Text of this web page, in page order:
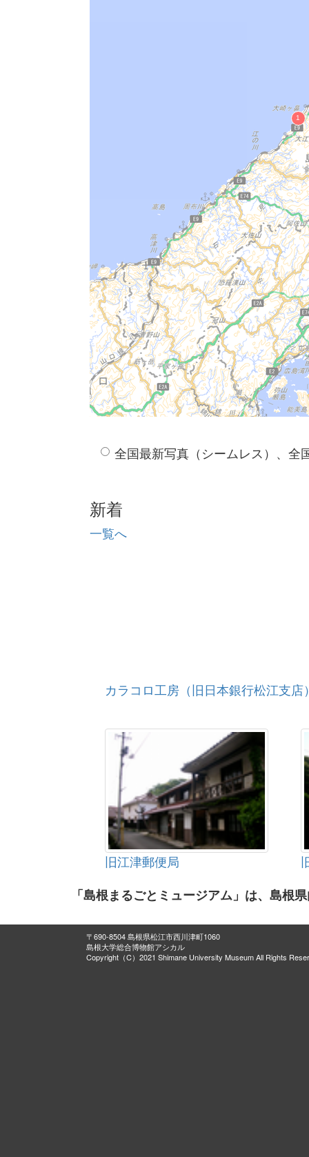
全国最新写真（シームレス）、全
新着
一覧へ
カラコロ工房（旧日本銀行松江支店
旧江津郵便局
「島根まるごとミュージアム」は、島根
〒690-8504 島根県松江市西川津町1060
島根大学総合博物館アシカル
Copyright（C）2021 Shimane University Museum All Rights